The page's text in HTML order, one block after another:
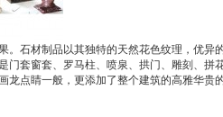
石材制品以其独特的天然花色纹理，优
套窗套、罗马柱、喷泉、拱门、雕刻、
点睛一般，更添加了整个建筑的高雅华